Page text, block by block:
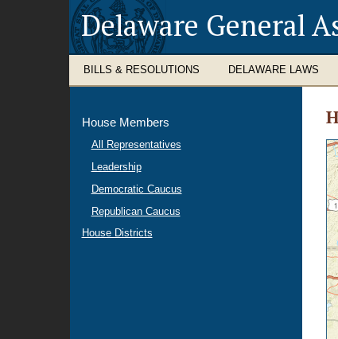
Delaware General
BILLS & RESOLUTIONS DELAWARE LAWS
House Members
All Representatives
Leadership
Democratic Caucus
Republican Caucus
House Districts